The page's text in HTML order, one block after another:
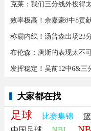
克莱：我们三分线外投得
效率极高！余嘉豪8中8贡
称霸内线！汤普森出场23
布伦森：唐斯的表现太不
发挥稳定！吴前12中6&三
大家都在找
足球 比赛集锦